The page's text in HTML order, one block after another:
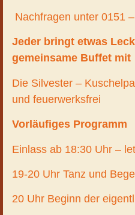
Nachfragen unter 0151
Jeder bringt etwas
gemeinsame Buffet mit
Die Silvester –
und feuerwerksfrei
Vorläufiges Programm
Einlass ab 18:30 Uhr –
19-20 Uhr Tanz und
20 Uhr Beginn der